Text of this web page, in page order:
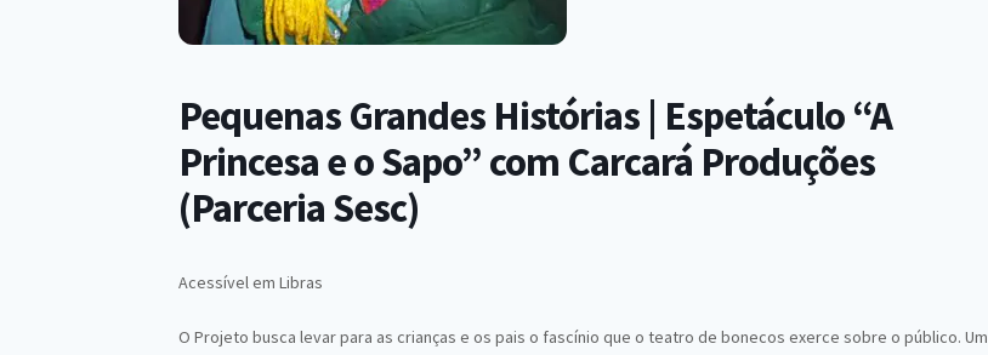
Pequenas Grandes Histórias | Espetáculo “A
Princesa e o Sapo” com Carcará Produções
(Parceria Sesc)
Acessível em Libras
O Projeto busca levar para as crianças e os pais o fascínio que o teatro de bonecos exerce sobre o público. Um